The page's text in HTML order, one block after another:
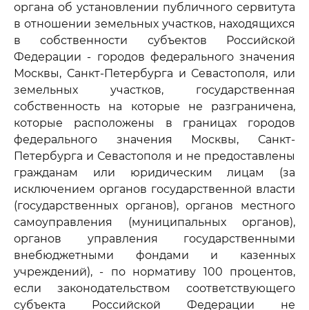
органа об установлении публичного сервитута
в отношении земельных участков, находящихся
в собственности субъектов Российской
Федерации - городов федерального значения
Москвы, Санкт-Петербурга и Севастополя, или
земельных участков, государственная
собственность на которые не разграничена,
которые расположены в границах городов
федерального значения Москвы, Санкт-
Петербурга и Севастополя и не предоставлены
гражданам или юридическим лицам (за
исключением органов государственной власти
(государственных органов), органов местного
самоуправления (муниципальных органов),
органов управления государственными
внебюджетными фондами и казенных
учреждений), - по нормативу 100 процентов,
если законодательством соответствующего
субъекта Российской Федерации не